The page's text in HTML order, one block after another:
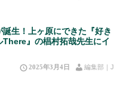
生！上ヶ原にできた『好き
There』の椙村拓哉先生にイ
2025年3月4日 編集部｜J